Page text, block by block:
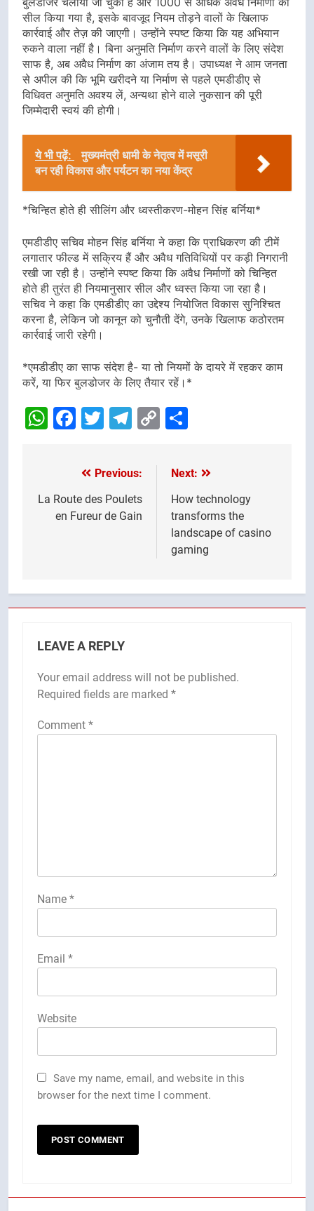
सील किया गया है, इसके बावजूद नियम तोड़ने वालों के खिलाफ
कार्रवाई और तेज़ की जाएगी। उन्होंने स्पष्ट किया कि यह अभियान
रुकने वाला नहीं है। बिना अनुमति निर्माण करने वालों के लिए संदेश
साफ है, अब अवैध निर्माण का अंजाम तय है। उपाध्यक्ष ने आम जनता
से अपील की कि भूमि खरीदने या निर्माण से पहले एमडीडीए से
विधिवत अनुमति अवश्य लें, अन्यथा होने वाले नुकसान की पूरी
जिम्मेदारी स्वयं की होगी।
ये भी पढ़ें:
मुख्यमंत्री धामी के नेतृत्व में मसूरी
बन रही विकास और पर्यटन का नया केंद्र
*चिन्हित होते ही सीलिंग और ध्वस्तीकरण-मोहन सिंह बर्निया*
एमडीडीए सचिव मोहन सिंह बर्निया ने कहा कि प्राधिकरण की टीमें
लगातार फील्ड में सक्रिय हैं और अवैध गतिविधियों पर कड़ी निगरानी
रखी जा रही है। उन्होंने स्पष्ट किया कि अवैध निर्माणों को चिन्हित
होते ही तुरंत ही नियमानुसार सील और ध्वस्त किया जा रहा है।
सचिव ने कहा कि एमडीडीए का उद्देश्य नियोजित विकास सुनिश्चित
करना है, लेकिन जो कानून को चुनौती देंगे, उनके खिलाफ कठोरतम
कार्रवाई जारी रहेगी।
*एमडीडीए का साफ संदेश है- या तो नियमों के दायरे में रहकर काम
करें, या फिर बुलडोजर के लिए तैयार रहें।*
WhatsApp
Facebook
Twitter
Telegram
Copy
navigation
Previous:
La Route des Poulets
en Fureur de Gain
Next:
How technology
transforms the
landscape of casino
gaming
LEAVE A REPLY
Your email address will not be published.
Required fields are marked *
Comment *
Name *
Email *
Website
Save my name, email, and website in this
browser for the next time I comment.